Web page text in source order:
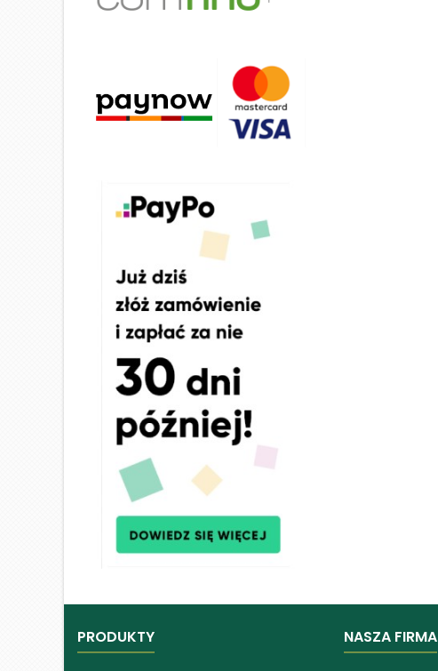
PRODUKTY NASZA FIRMA